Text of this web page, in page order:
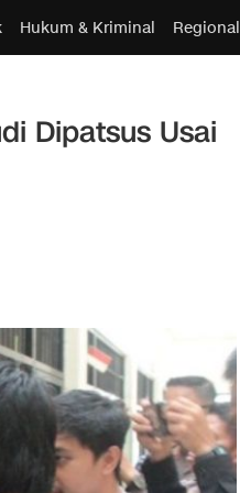
Hukum & Kriminal Regional
Dipatsus Usai